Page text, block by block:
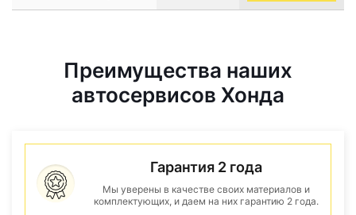
Преимущества наших
автосервисов Хонда
Гарантия 2 года
Мы уверены в качестве своих материалов и
комплектующих, и даем на них гарантию 2 года.